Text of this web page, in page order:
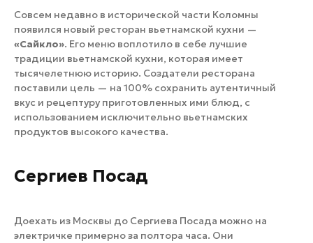
Совсем недавно в исторической части Коломны
появился новый ресторан вьетнамской кухни —
«Сайкло». Его меню воплотило в себе лучшие
традиции вьетнамской кухни, которая имеет
тысячелетнюю историю. Создатели ресторана
поставили цель — на 100% сохранить аутентичный
вкус и рецептуру приготовленных ими блюд, с
использованием исключительно вьетнамских
продуктов высокого качества.
Сергиев Посад
Доехать из Москвы до Сергиева Посада можно на
электричке примерно за полтора часа. Они